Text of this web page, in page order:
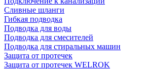
Сливные шланги
Гибкая подводка
Подводка для воды
Подводка для смесителей
Подводка для стиральных машин
Защита от протечек
Защита от протечек WELROK